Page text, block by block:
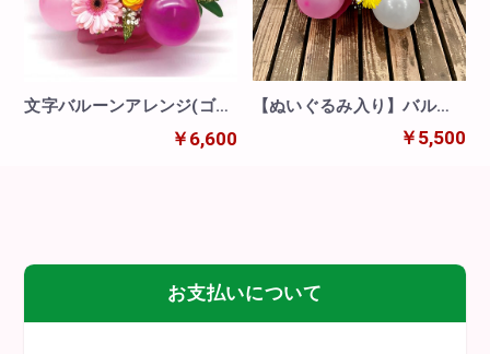
文字バルーンアレンジ(ゴー
￥6,600
【ぬいぐるみ入り】バルー
ン&フラワーアレンジメン
ト(スティッチ&エンジェル)
￥5,500
お支払いについて